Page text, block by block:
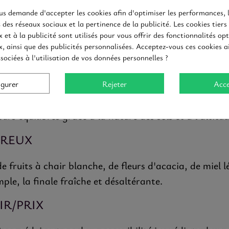
FRAÎCHEUR DU SUD DE LA
Mâcon offre des vins blancs à base de
C’est une introduction parfaite aux
MÉRIDIONALE
calcaires bien exposés, baignés de soleil. Le
équilibrés grâce à la nature des sols et à
fruits à chair blanche, de fleurs d'acacia, de miel
la finale fraîche et désaltérante.
PRIX
demande d'accepter les cookies afin d'optimiser les performances,
réseaux sociaux et la pertinence de la publicité. Les cookies tiers
et à la publicité sont utilisés pour vous offrir des fonctionnalités
ainsi que des publicités personnalisées. Acceptez-vous ces cookies
à l'utilisation de vos données personnelles ?
Rejeter